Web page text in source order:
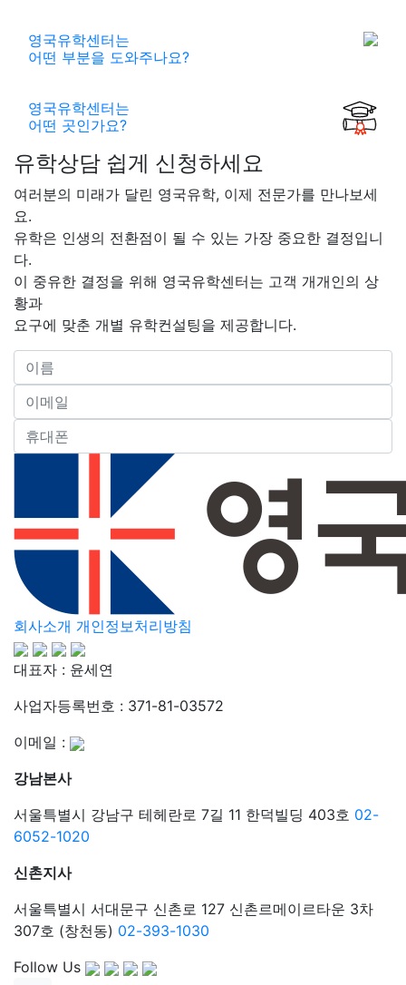
영국유학센터는
어떤 부분을 도와주나요?
영국유학센터는
어떤 곳인가요?
유학상담 쉽게 신청하세요
여러분의 미래가 달린 영국유학, 이제 전문가를 만나보세
요.
유학은 인생의 전환점이 될 수 있는 가장 중요한 결정입니
다.
이 중유한 결정을 위해 영국유학센터는 고객 개개인의 상
황과
요구에 맞춘 개별 유학컨설팅을 제공합니다.
회사소개 개인정보처리방침
대표자 : 윤세연
사업자등록번호 : 371-81-03572
이메일 :
강남본사
서울특별시 강남구 테헤란로 7길 11 한덕빌딩 403호 02-
6052-1020
신촌지사
서울특별시 서대문구 신촌로 127 신촌르메이르타운 3차
307호 (창천동) 02-393-1030
Follow Us